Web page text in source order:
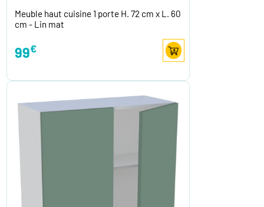
Meuble haut cuisine 1 porte H. 72 cm x L. 60
cm - Lin mat
99€